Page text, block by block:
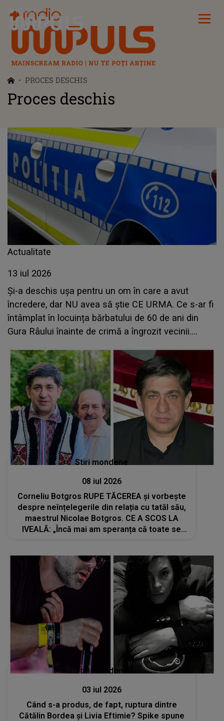
Radio Impuls
PROCES DESCHIS
Proces deschis
Actualitate
13 iul 2026
Și-a deschis ușa pentru un om în care a avut
încredere, dar NU avea să știe CE URMA. Ce s-ar fi
întâmplat în locuința bărbatului de 60 de ani din
Gura Râului înainte de crimă a îngrozit vecinii.
parcursul..."
Stiri mondene
08 iul 2026
Corneliu Botgros RUPE TĂCEREA și vorbește
despre neînțelegerile din relația cu tatăl său,
maestrul Nicolae Botgros. CE A SCOS LA
IVEALĂ: „Încă mai am speranța că toate se
Stiri mondene
03 iul 2026
Când s-a produs, de fapt, ruptura dintre
Cătălin Bordea și Livia Eftimie? Spike spune